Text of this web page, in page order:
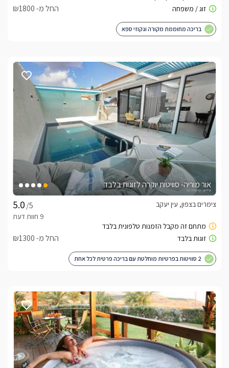
החל מ- ₪1800
בריכה מחוממת מקורה וגקוזי ספא
אור מוריה- סוויטות יוקרה לזוגות בלבד
/5
צימרים בצפון, עין יעקב
החל מ- ₪1300
2 סוויטות בפרטיות מוחלטת עם בריכה פרטית לכל אחת